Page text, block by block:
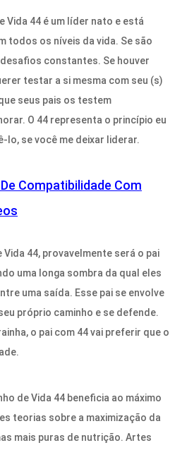
Vida 44 é um líder nato e está
todos os níveis da vida. Se são
constantes. Se houver
testar a si mesma com seu (s)
seus pais os testem
O 44 representa o princípio eu
lo, se você me deixar liderar.
Compatibilidade Com
Vida 44, provavelmente será o pai
uma longa sombra da qual eles
uma saída. Esse pai se envolve
próprio caminho e se defende.
o pai com 44 vai preferir que o
de Vida 44 beneficia ao máximo
teorias sobre a maximização da
mais puras de nutrição. Artes